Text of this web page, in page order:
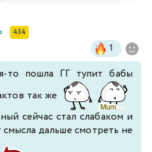
434
1
то пошла ГГ тупит бабы
так же
сейчас стал слабаком и
смысла дальше смотреть не